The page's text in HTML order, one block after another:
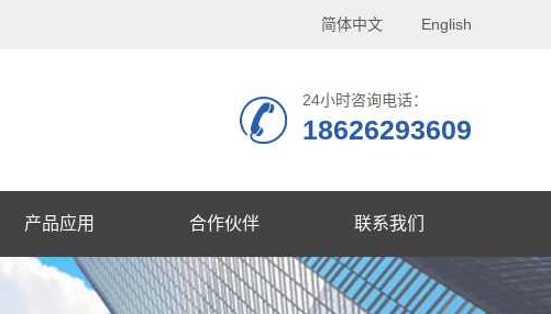
简体中文 English
24小时咨询电话：
18626293609
产品应用 合作伙伴 联系我们